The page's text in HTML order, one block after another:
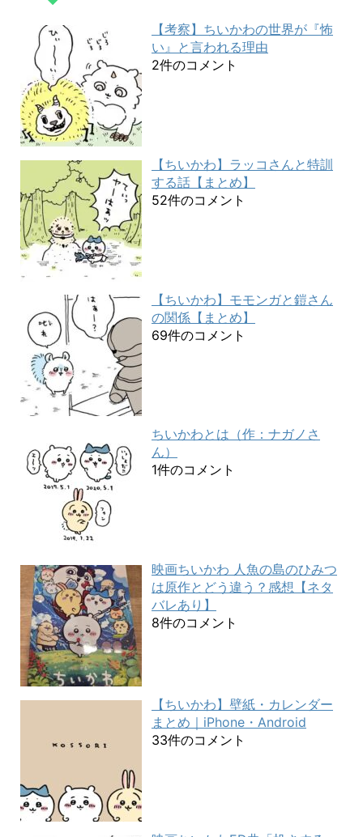
【考察】ちいかわの世界が『怖
い』と言われる理由
2件のコメント
【ちいかわ】ラッコさんと特訓
する話【まとめ】
52件のコメント
【ちいかわ】モモンガと鎧さん
の関係【まとめ】
69件のコメント
ちいかわとは（作：ナガノさ
ん）
1件のコメント
映画ちいかわ 人魚の島のひみつ
は原作とどう違う？感想【ネタ
バレあり】
8件のコメント
【ちいかわ】壁紙・カレンダー
まとめ｜iPhone・Android
33件のコメント